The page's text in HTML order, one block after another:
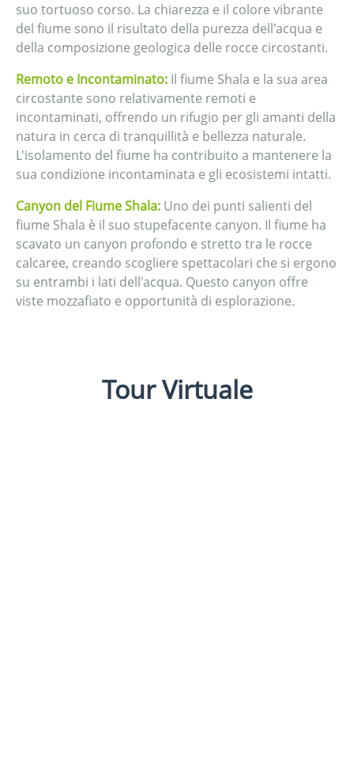
suo tortuoso corso. La chiarezza e il colore vibrante
del fiume sono il risultato della purezza dell'acqua e
della composizione geologica delle rocce circostanti.
Remoto e Incontaminato: Il fiume Shala e la sua area
circostante sono relativamente remoti e
incontaminati, offrendo un rifugio per gli amanti della
natura in cerca di tranquillità e bellezza naturale.
L'isolamento del fiume ha contribuito a mantenere la
sua condizione incontaminata e gli ecosistemi intatti.
Canyon del Fiume Shala: Uno dei punti salienti del
fiume Shala è il suo stupefacente canyon. Il fiume ha
scavato un canyon profondo e stretto tra le rocce
calcaree, creando scogliere spettacolari che si ergono
su entrambi i lati dell'acqua. Questo canyon offre
viste mozzafiato e opportunità di esplorazione.
Tour Virtuale